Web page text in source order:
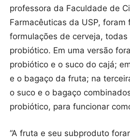
professora da Faculdade de
Farmacêuticas da USP, foram
formulações de cerveja,
probiótico. Em uma versão
probiótico e o suco do cajá;
e o bagaço da fruta; na
o suco e o bagaço
probiótico, para funcionar
“A fruta e seu subproduto